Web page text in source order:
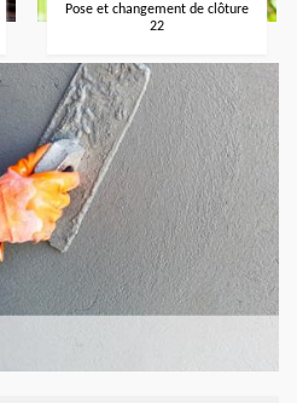
Pose et changement de clôture
22